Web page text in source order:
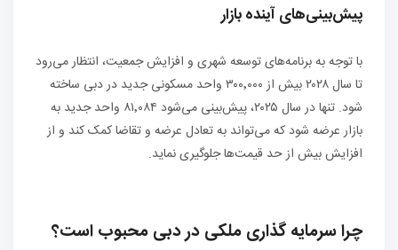
پیش‌بینی‌های آینده بازار
با توجه به برنامه‌های توسعه شهری و افزایش جمعیت، انتظار می‌رود
تا سال ۲۰۲۸ بیش از ۳۰۰٬۰۰۰ واحد مسکونی جدید در دبی ساخته
شود. تنها در سال ۲۰۲۵، پیش‌بینی می‌شود ۸۱٬۰۸۴ واحد جدید به
بازار عرضه شود که می‌تواند به تعادل عرضه و تقاضا کمک کند و از
افزایش بیش از حد قیمت‌ها جلوگیری نماید.
چرا سرمایه گذاری ملکی در دبی محبوب است؟